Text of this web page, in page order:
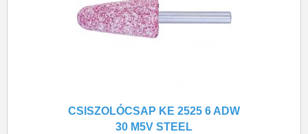
CSISZOLÓCSAP KE 2525 6 ADW
30 M5V STEEL